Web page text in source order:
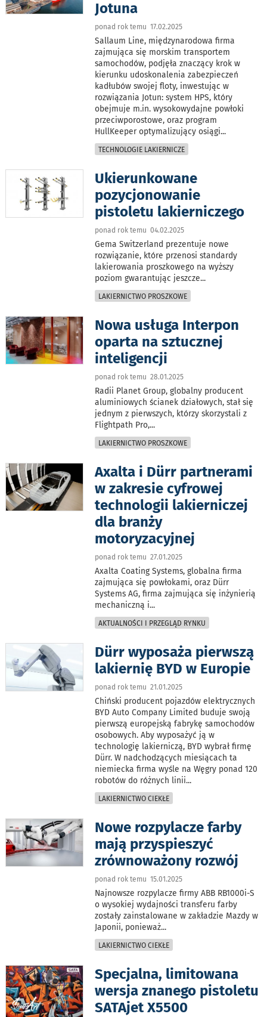
Jotuna
ponad rok temu 17.02.2025
Sallaum Line, międzynarodowa firma
zajmująca się morskim transportem
samochodów, podjęła znaczący krok w
kierunku udoskonalenia zabezpieczeń
kadłubów swojej floty, inwestując w
rozwiązania Jotun: system HPS, który
obejmuje m.in. wysokowydajne powłoki
przeciwporostowe, oraz program
HullKeeper optymalizujący osiągi...
TECHNOLOGIE LAKIERNICZE
Ukierunkowane
pozycjonowanie
pistoletu lakierniczego
ponad rok temu 04.02.2025
Gema Switzerland prezentuje nowe
rozwiązanie, które przenosi standardy
lakierowania proszkowego na wyższy
poziom gwarantując jeszcze...
LAKIERNICTWO PROSZKOWE
Nowa usługa Interpon
oparta na sztucznej
inteligencji
ponad rok temu 28.01.2025
Radii Planet Group, globalny producent
aluminiowych ścianek działowych, stał się
jednym z pierwszych, którzy skorzystali z
Flightpath Pro,...
LAKIERNICTWO PROSZKOWE
Axalta i Dürr partnerami
w zakresie cyfrowej
technologii lakierniczej
dla branży
motoryzacyjnej
ponad rok temu 27.01.2025
Axalta Coating Systems, globalna firma
zajmująca się powłokami, oraz Dürr
Systems AG, firma zajmująca się inżynierią
mechaniczną i...
AKTUALNOŚCI I PRZEGLĄD RYNKU
Dürr wyposaża pierwszą
lakiernię BYD w Europie
ponad rok temu 21.01.2025
Chiński producent pojazdów elektrycznych
BYD Auto Company Limited buduje swoją
pierwszą europejską fabrykę samochodów
osobowych. Aby wyposażyć ją w
technologię lakierniczą, BYD wybrał firmę
Dürr. W nadchodzących miesiącach ta
niemiecka firma wyśle na Węgry ponad 120
robotów do różnych linii...
LAKIERNICTWO CIEKŁE
Nowe rozpylacze farby
mają przyspieszyć
zrównoważony rozwój
ponad rok temu 15.01.2025
Najnowsze rozpylacze firmy ABB RB1000i-S
o wysokiej wydajności transferu farby
zostały zainstalowane w zakładzie Mazdy w
Japonii, ponieważ...
LAKIERNICTWO CIEKŁE
Specjalna, limitowana
wersja znanego pistoletu
SATAjet X5500